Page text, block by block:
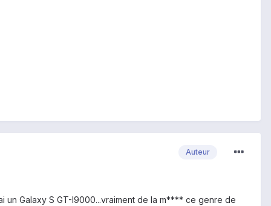
Auteur
Galaxy S GT-I9000...vraiment de la m**** ce genre de